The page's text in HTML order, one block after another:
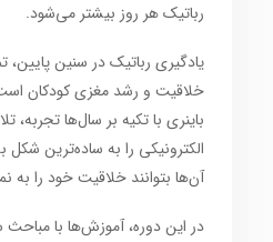
رباتیکهر روز بیشتر می‌شود.
یادگیری رباتیک در سنین پایین،
خلاقیت و رشد مغزی کودکان
باینری با تکیه بر سال‌ها تجربه،
الکترونیکی را به ساده‌ترین شکل
آن‌ها بتوانندخلاقیتخود را به
در این دوره، آموزش‌ها بامباحث